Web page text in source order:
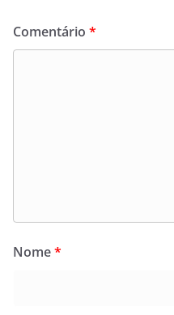
Comentário *
Nome*